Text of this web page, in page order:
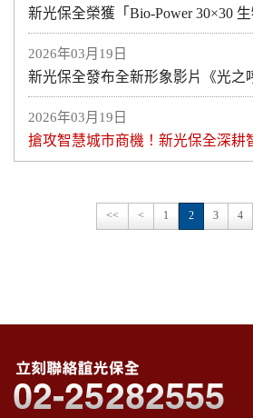
2026年03月19日
2026年03月19日
<< < 1 2 3 4